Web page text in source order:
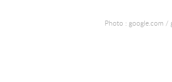
Photo : google.com /